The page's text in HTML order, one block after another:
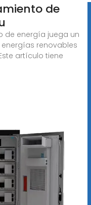
de
de energía juega un
renovables
artículo tiene